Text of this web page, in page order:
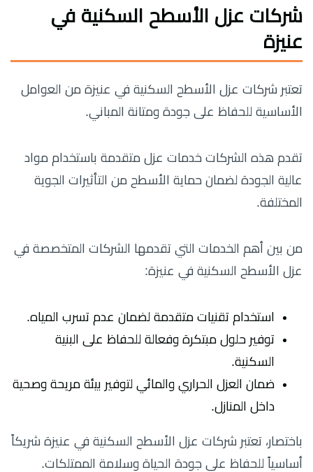
شركات عزل الأسطح السكنية في
عنيزة
تعتبر شركات عزل الأسطح السكنية في عنيزة من العوامل
الأساسية للحفاظ على جودة ومتانة المباني.
تقدم هذه الشركات خدمات عزل متقدمة باستخدام مواد
عالية الجودة لضمان حماية الأسطح من التأثيرات الجوية
المختلفة.
من بين أهم الخدمات التي تقدمها الشركات المتخصصة في
عزل الأسطح السكنية في عنيزة:
استخدام تقنيات متقدمة لضمان عدم تسرب المياه.
توفير حلول مبتكرة وفعالة للحفاظ على البنية
السكنية.
ضمان العزل الحراري والمائي لتوفير بيئة مريحة وصحية
داخل المنازل.
باختصار، تعتبر شركات عزل الأسطح السكنية في عنيزة شريكاً
أساسياً للحفاظ على جودة الحياة وسلامة الممتلكات.